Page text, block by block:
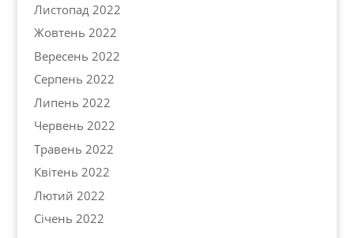
Листопад 2022
Жовтень 2022
Вересень 2022
Серпень 2022
Липень 2022
Червень 2022
Травень 2022
Квітень 2022
Лютий 2022
Січень 2022